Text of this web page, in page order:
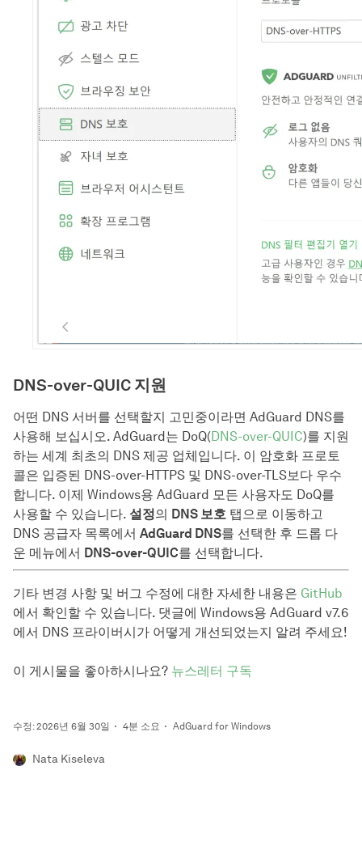
DNS-over-QUIC 지원
어떤 DNS 서버를 선택할지 고민중이라면 AdGuard DNS를
사용해 보십시오. AdGuard는 DoQ(DNS-over-QUIC)를 지원
하는 세계 최초의 DNS 제공 업체입니다. 이 암호화 프로토
콜은 입증된 DNS-over-HTTPS 및 DNS-over-TLS보다 우수
합니다. 이제 Windows용 AdGuard 모든 사용자도 DoQ를
사용할 수 있습니다. 설정의 DNS 보호 탭으로 이동하고
DNS 공급자 목록에서 AdGuard DNS를 선택한 후 드롭 다
운 메뉴에서 DNS-over-QUIC를 선택합니다.
기타 변경 사항 및 버그 수정에 대한 자세한 내용은 GitHub
에서 확인할 수 있습니다. 댓글에 Windows용 AdGuard v7.6
에서 DNS 프라이버시가 어떻게 개선되었는지 알려 주세요!
이 게시물을 좋아하시나요? 뉴스레터 구독
수정: 2026년 6월 30일 4분 소요 AdGuard for Windows
Nata Kiseleva